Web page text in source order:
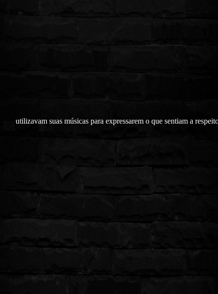
utilizavam suas músicas para expressarem o que sentiam a